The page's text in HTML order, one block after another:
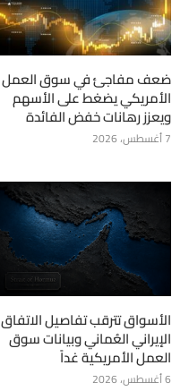
ضعف مفاجئ في سوق العمل
الأمريكي يضغط على الأسهم
ويعزز رهانات خفض الفائدة
7 أغسطس، 2026
الأسواق تترقب تفاصيل الاتفاق
الإيراني العُماني وبيانات سوق
العمل الأمريكية غداً
6 أغسطس، 2026